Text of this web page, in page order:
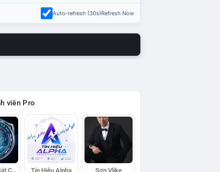
Auto-refresh (30s)Refresh Now
viên Pro
Đội Trinh Sát Cá Voi Tín Hiệu Alpha Sơn Vlike